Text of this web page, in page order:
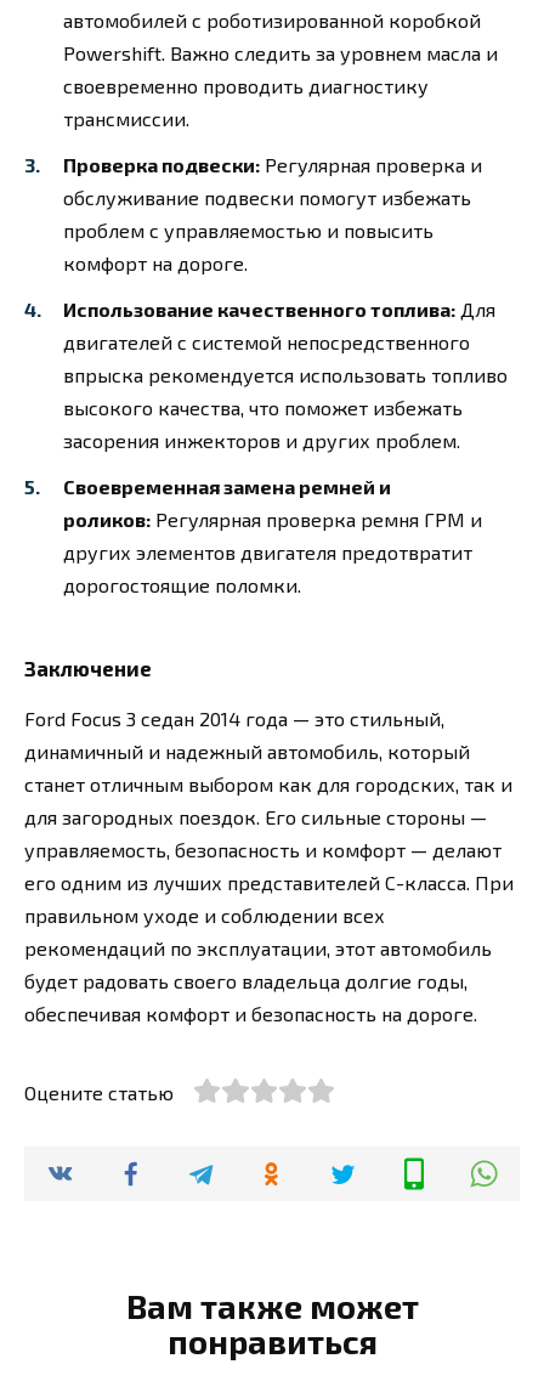
автомобилей с роботизированной коробкой
Powershift. Важно следить за уровнем масла и
своевременно проводить диагностику
трансмиссии.
Проверка подвески: Регулярная проверка и
обслуживание подвески помогут избежать
проблем с управляемостью и повысить
комфорт на дороге.
Использование качественного топлива: Для
двигателей с системой непосредственного
впрыска рекомендуется использовать топливо
высокого качества, что поможет избежать
засорения инжекторов и других проблем.
Своевременная замена ремней и
роликов: Регулярная проверка ремня ГРМ и
других элементов двигателя предотвратит
дорогостоящие поломки.
Заключение
Ford Focus 3 седан 2014 года — это стильный,
динамичный и надежный автомобиль, который
станет отличным выбором как для городских, так и
для загородных поездок. Его сильные стороны —
управляемость, безопасность и комфорт — делают
его одним из лучших представителей C-класса. При
правильном уходе и соблюдении всех
рекомендаций по эксплуатации, этот автомобиль
будет радовать своего владельца долгие годы,
обеспечивая комфорт и безопасность на дороге.
Оцените статью
Вам также может
понравиться